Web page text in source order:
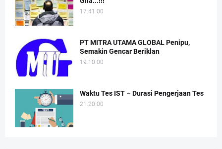
17.41.00
PT MITRA UTAMA GLOBAL Penipu,
Semakin Gencar Beriklan
19.10.00
Waktu Tes IST – Durasi Pengerjaan Tes
21.20.00